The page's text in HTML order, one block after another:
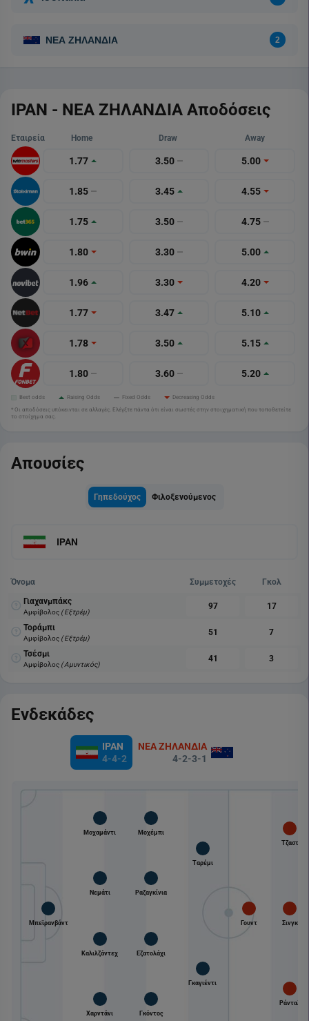
ΙΡΑΝ - ΝΕΑ ΖΗΛΑΝΔΙΑ Αποδόσεις
Εταιρεία Home Draw Away
1.77 3.50 5.00
1.85 3.45 4.55
1.75 3.50 4.75
1.80 3.30 5.00
1.96 3.30 4.20
1.77 3.47 5.10
1.78 3.50 5.15
1.80 3.60 5.20
Best odds Raising Odds Fixed Odds
Decreasing Odds
* Οι αποδόσεις υπόκεινται σε αλλαγές. Ελέγξτε πάντα ότι είναι σωστές στην στοιχηματική που τοποθετείτε
το στοίχημα σας.
Απουσίες
Γηπεδούχος Φιλοξενούμενος
ΙΡΑΝ
Όνομα Συμμετοχές
Γκολ
Γιαχανμπάκς
Αμφίβολος ( Εξτρέμ)
97 17
Τοράμπι
Αμφίβολος ( Εξτρέμ)
51 7
Τσέσμι
Αμφίβολος ( Αμυντικός)
41 3
Ενδεκάδες
ΙΡΑΝ
4-4-2
ΝΕΑ ΖΗΛΑΝΔΙΑ
4-2-3-1
Μπεϊρανβάντ
Μοχαμάντι
Νεμάτι
Καλιλζάντεχ
Χαρντάνι
Μοχέμπι
Ραζαγκίνια
Εζατολάχι
Γκόντος
Ταρέμι
Γκαγιέντι
Τζαστ
Σινγκ
Ράνταλ
Γουντ